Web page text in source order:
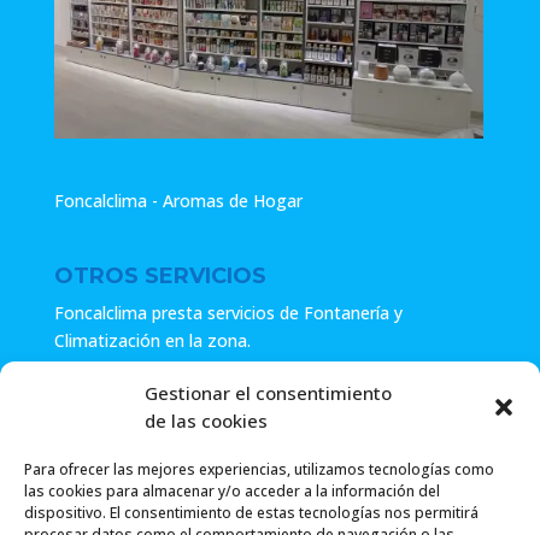
Gestionar el consentimiento
de las cookies
Para ofrecer las mejores experiencias, utilizamos tecnologías como
las cookies para almacenar y/o acceder a la información del
dispositivo. El consentimiento de estas tecnologías nos permitirá
Foncalclima - Aromas de Hogar
OTROS SERVICIOS
Foncalclima presta servicios de Fontanería y
Climatización en la zona.
Especialistas en sistemas de Osmosis.
Pide presupuesto sin compromiso o llámanos y haz tu